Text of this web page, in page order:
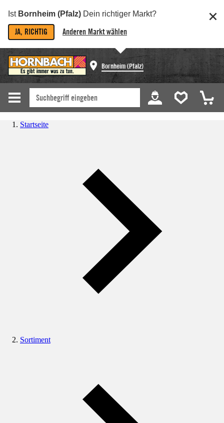
Ist Bornheim (Pfalz) Dein richtiger Markt?
JA, RICHTIG Anderen Markt wählen
Bornheim (Pfalz)
Startseite
Sortiment